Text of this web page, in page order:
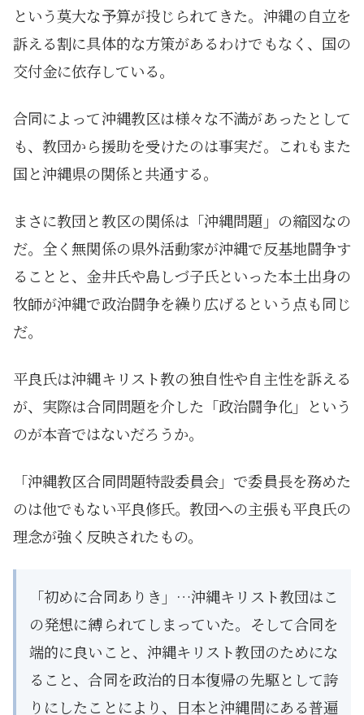
という莫大な予算が投じられてきた。沖縄の自立を
訴える割に具体的な方策があるわけでもなく、国の
交付金に依存している。
合同によって沖縄教区は様々な不満があったとして
も、教団から援助を受けたのは事実だ。これもまた
国と沖縄県の関係と共通する。
まさに教団と教区の関係は「沖縄問題」の縮図なの
だ。全く無関係の県外活動家が沖縄で反基地闘争す
ることと、金井氏や島しづ子氏といった本土出身の
牧師が沖縄で政治闘争を繰り広げるという点も同じ
だ。
平良氏は沖縄キリスト教の独自性や自主性を訴える
が、実際は合同問題を介した「政治闘争化」という
のが本音ではないだろうか。
「沖縄教区合同問題特設委員会」で委員長を務めた
のは他でもない平良修氏。教団への主張も平良氏の
理念が強く反映されたもの。
「初めに合同ありき」…沖縄キリスト教団はこ
の発想に縛られてしまっていた。そして合同を
端的に良いこと、沖縄キリスト教団のためにな
ること、合同を政治的日本復帰の先駆として誇
りにしたことにより、日本と沖縄間にある普遍